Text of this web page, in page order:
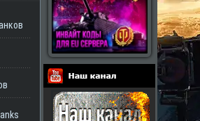
Партнеры